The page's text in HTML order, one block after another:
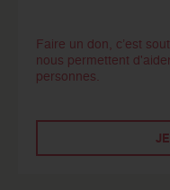
Faire un don, c’est
nous permettent
personnes.